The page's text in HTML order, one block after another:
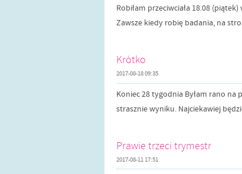
Robiłam przeciwciała 18.08
Zawsze kiedy robię badania, na
Krótko
2017-08-18 09:35
Koniec 28 tygodnia Byłam rano na
strasznie wyniku. Najciekawiej
Prawie trzeci trymestr
2017-08-11 17:51